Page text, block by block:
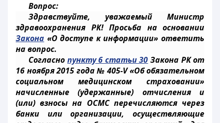
Вопрос:
Здравствуйте, уважаемый Министр
здравоохранения РК! Просьба на основании
Закона «О доступе к информации» ответить
на вопрос.
Согласно пункту 6 статьи 30 Закона РК от
16 ноября 2015 года № 405-V «Об обязательном
социальном медицинском страховании»
начисленные (удержанные) отчисления и
(или) взносы на ОСМС перечисляются через
банки или организации, осуществляющие